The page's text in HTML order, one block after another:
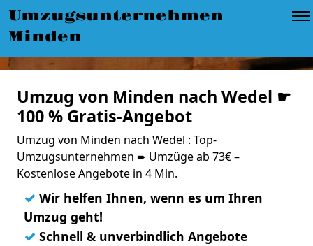
Umzugsunternehmen
Minden
Umzug von Minden nach Wedel ☛
100 % Gratis-Angebot
Umzug von Minden nach Wedel : Top-
Umzugsunternehmen ➨ Umzüge ab 73€ –
Kostenlose Angebote in 4 Min.
✓ Wir helfen Ihnen, wenn es um Ihren
Umzug geht!
✓ Schnell & unverbindlich Angebote